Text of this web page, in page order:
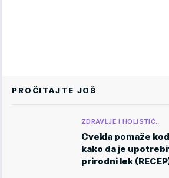
PROČITAJTE JOŠ
ZDRAVLJE I HOLISTIČ…
Cvekla pomaže
kako da je
prirodni lek